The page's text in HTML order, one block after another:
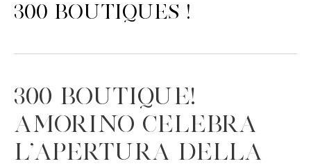
300 BOUTIQUES !
300 boutique!
Amorino celebra
l’apertura della